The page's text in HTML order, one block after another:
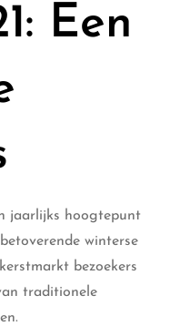
Een
jaarlijks hoogtepunt
winterse
bezoekers
traditionele